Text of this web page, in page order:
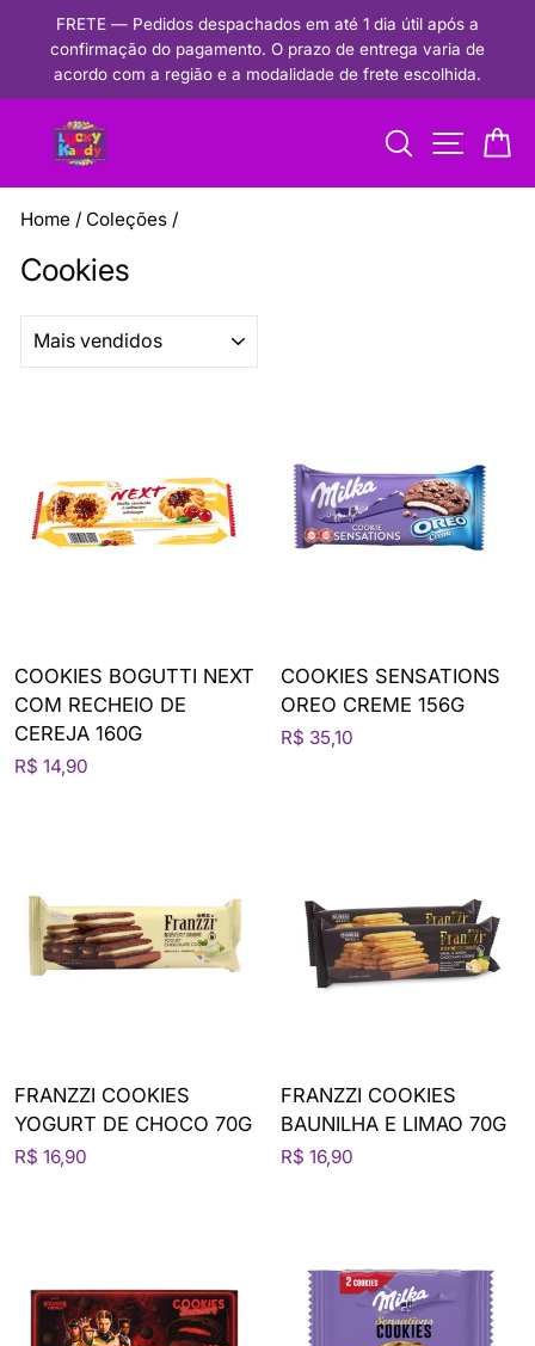
Pausar
apresentação
FRETE — Pedidos despachados em até 1 dia útil após a
confirmação do pagamento. O prazo de entrega varia de
acordo com a região e a modalidade de frete escolhida.
Procurar
Home / Coleções /
Cookies
COOKIES BOGUTTI NEXT
COM RECHEIO DE
CEREJA 160G
R$ 14,90
COOKIES SENSATIONS
OREO CREME 156G
R$ 35,10
FRANZZI COOKIES
YOGURT DE CHOCO 70G
R$ 16,90
FRANZZI COOKIES
BAUNILHA E LIMAO 70G
R$ 16,90